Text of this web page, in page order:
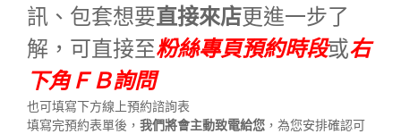
訊、包套想要直接來店更進一步了
解，可直接至粉絲專頁預約時段或右
下角ＦＢ詢問
也可填寫下方線上預約諮詢表
填寫完預約表單後， 我們將會主動致電給您 ，為您安排確認可